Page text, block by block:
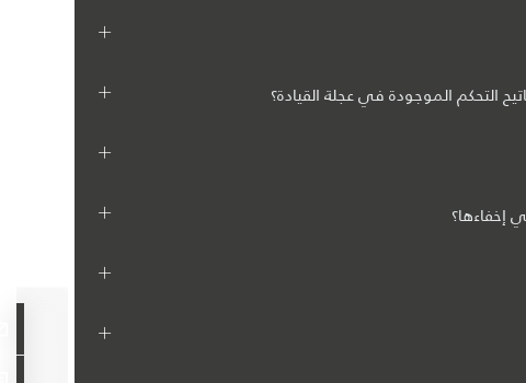
التحكم الموجودة في عجلة القيادة؟
إخفاءها؟